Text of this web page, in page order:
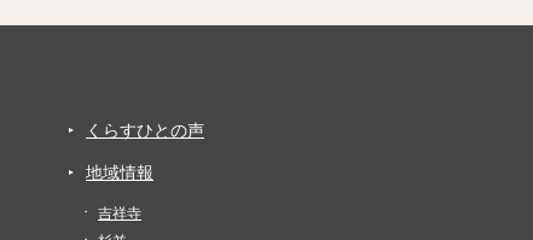
くらすひとの声
地域情報
吉祥寺